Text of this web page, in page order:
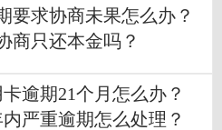
要求协商未果怎么办？
商只还本金吗？
逾期21个月怎么办？
严重逾期怎么处理？